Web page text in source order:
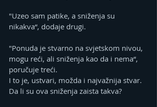
"Uzeo sam patike, a sniženja su
nikakva“, dodaje drugi.
"Ponuda je stvarno na svjetskom nivou,
mogu reći, ali sniženja kao da i nema“,
poručuje treći.
I to je, ustvari, možda i najvažnija stvar.
Da li su ova sniženja zaista takva?